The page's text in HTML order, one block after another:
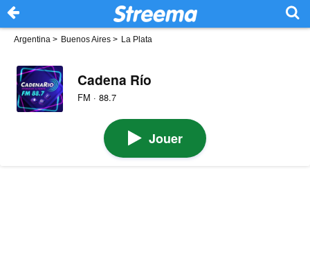
Argentina > Buenos Aires > La Plata
Cadena Río
FM · 88.7
Jouer